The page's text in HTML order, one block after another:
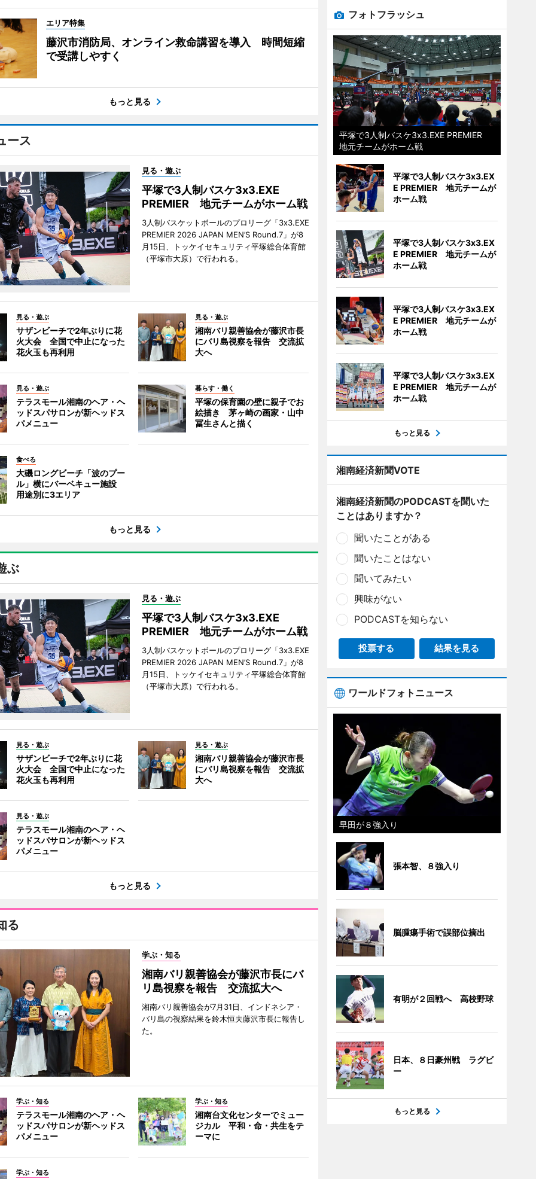
エリア特集
藤沢市消防局、オンライン救命講習を導入 時間短縮
で受講しやすく
もっと見る
ース
見る・遊ぶ
平塚で3人制バスケ3x3.EXE
PREMIER 地元チームがホーム戦
3人制バスケットボールのプロリーグ「3x3.EXE
PREMIER 2026 JAPAN MEN’S Round.7」が8
月15日、トッケイセキュリティ平塚総合体育館
（平塚市大原）で行われる。
見る・遊ぶ
サザンビーチで2年ぶりに花
火大会 全国で中止になった
花火玉も再利用
見る・遊ぶ
湘南バリ親善協会が藤沢市長
にバリ島視察を報告 交流拡
大へ
見る・遊ぶ
テラスモール湘南のヘア・ヘ
ッドスパサロンが新ヘッドス
パメニュー
暮らす・働く
平塚の保育園の壁に親子でお
絵描き 茅ヶ崎の画家・山中
冨生さんと描く
食べる
大磯ロングビーチ「波のプー
ル」横にバーベキュー施設
用途別に3エリア
もっと見る
ぶ
見る・遊ぶ
平塚で3人制バスケ3x3.EXE
PREMIER 地元チームがホーム戦
3人制バスケットボールのプロリーグ「3x3.EXE
PREMIER 2026 JAPAN MEN’S Round.7」が8
月15日、トッケイセキュリティ平塚総合体育館
（平塚市大原）で行われる。
見る・遊ぶ
サザンビーチで2年ぶりに花
火大会 全国で中止になった
花火玉も再利用
見る・遊ぶ
湘南バリ親善協会が藤沢市長
にバリ島視察を報告 交流拡
大へ
見る・遊ぶ
テラスモール湘南のヘア・ヘ
ッドスパサロンが新ヘッドス
パメニュー
もっと見る
る
学ぶ・知る
湘南バリ親善協会が藤沢市長にバ
リ島視察を報告 交流拡大へ
湘南バリ親善協会が7月31日、インドネシア・
バリ島の視察結果を鈴木恒夫藤沢市長に報告し
た。
学ぶ・知る
テラスモール湘南のヘア・ヘ
ッドスパサロンが新ヘッドス
パメニュー
学ぶ・知る
湘南台文化センターでミュー
ジカル 平和・命・共生をテ
ーマに
学ぶ・知る
フォトフラッシュ
平塚で3人制バスケ3x3.EXE PREMIER
地元チームがホーム戦
平塚で3人制バスケ3x3.EX
E PREMIER 地元チームが
ホーム戦
平塚で3人制バスケ3x3.EX
E PREMIER 地元チームが
ホーム戦
平塚で3人制バスケ3x3.EX
E PREMIER 地元チームが
ホーム戦
平塚で3人制バスケ3x3.EX
E PREMIER 地元チームが
ホーム戦
もっと見る
湘南経済新聞VOTE
湘南経済新聞のPODCASTを聞いた
ことはありますか？
聞いたことがある
聞いたことはない
聞いてみたい
興味がない
PODCASTを知らない
投票する 結果を見る
ワールドフォトニュース
早田が８強入り
張本智、８強入り
脳腫瘍手術で誤部位摘出
有明が２回戦へ 高校野球
日本、８日豪州戦 ラグビ
ー
もっと見る